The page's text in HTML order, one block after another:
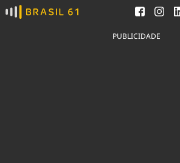
Ver todas as notícias
PUBLICIDADE